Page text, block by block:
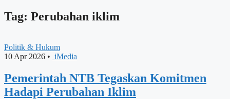
Tag: Perubahan iklim
Politik & Hukum
10 Apr 2026 • iMedia
Pemerintah NTB Tegaskan Komitmen
Hadapi Perubahan Iklim